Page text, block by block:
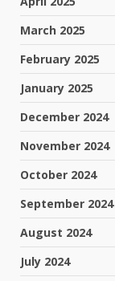
March 2025
February 2025
January 2025
December 2024
November 2024
October 2024
September 2024
August 2024
July 2024